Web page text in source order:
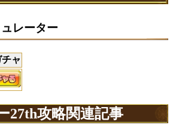
レーター
ャ
27th攻略関連記事